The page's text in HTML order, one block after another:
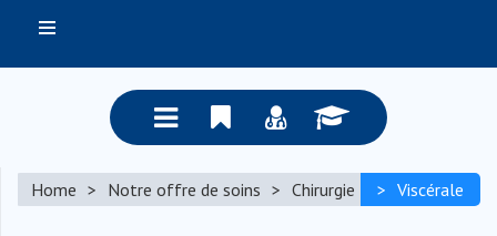
Home Notre offre de soins Chirurgie Viscérale